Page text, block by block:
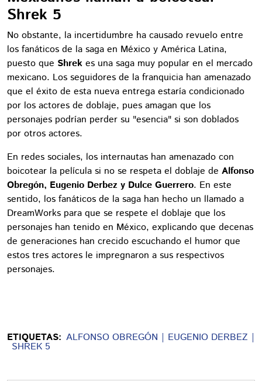
Shrek 5
No obstante, la incertidumbre ha causado revuelo entre
los fanáticos de la saga en México y América Latina,
puesto que Shrek es una saga muy popular en el mercado
mexicano. Los seguidores de la franquicia han amenazado
que el éxito de esta nueva entrega estaría condicionado
por los actores de doblaje, pues amagan que los
personajes podrían perder su "esencia" si son doblados
por otros actores.
En redes sociales, los internautas han amenazado con
boicotear la película si no se respeta el doblaje de Alfonso
Obregón, Eugenio Derbez y Dulce Guerrero. En este
sentido, los fanáticos de la saga han hecho un llamado a
DreamWorks para que se respete el doblaje que los
personajes han tenido en México, explicando que decenas
de generaciones han crecido escuchando el humor que
estos tres actores le impregnaron a sus respectivos
personajes.
ETIQUETAS: ALFONSO OBREGÓN EUGENIO DERBEZ
SHREK 5